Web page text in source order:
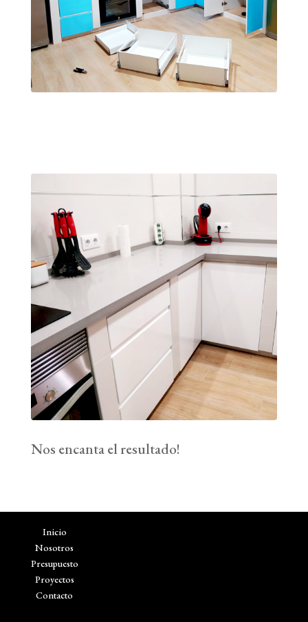
Nos encanta el resultado!
Inicio
Nosotros
Presupuesto
Proyectos
Contacto